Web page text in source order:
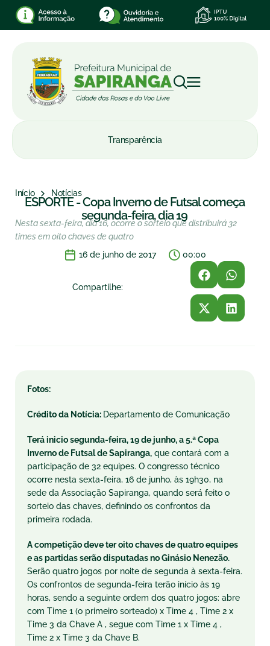
Transparência
Início Notícias
ESPORTE - Copa Inverno de Futsal começa
segunda-feira, dia 19
Nesta sexta-feira, dia 16, ocorre o sorteio que distribuirá 32
times em oito chaves de quatro
16 de junho de 2017
00:00
Compartilhe:
Fotos:
Crédito da Notícia: Departamento de Comunicação
Terá inicio segunda-feira, 19 de junho, a 5.ª Copa
Inverno de Futsal de Sapiranga, que contará com a
participação de 32 equipes. O congresso técnico
ocorre nesta sexta-feira, 16 de junho, às 19h30, na
sede da Associação Sapiranga, quando será feito o
sorteio das chaves, definindo os confrontos da
primeira rodada.
A competição deve ter oito chaves de quatro equipes
e as partidas serão disputadas no Ginásio Nenezão.
Serão quatro jogos por noite de segunda à sexta-feira.
Os confrontos de segunda-feira terão início às 19
horas, sendo a seguinte ordem dos quatro jogos: abre
com Time 1 (o primeiro sorteado) x Time 4 , Time 2 x
Time 3 da Chave A , segue com Time 1 x Time 4 ,
Time 2 x Time 3 da Chave B.